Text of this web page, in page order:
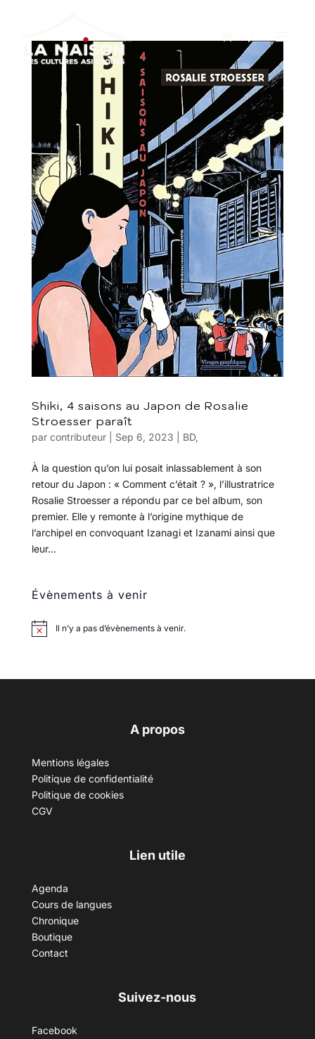
Shiki, 4 saisons au Japon de Rosalie
Stroesser paraît
par contributeur| Sep 6, 2023 BD,
À la question qu’on lui posait inlassablement à son
retour du Japon : « Comment c’était ? », l’illustratrice
Rosalie Stroesser a répondu par ce bel album, son
premier. Elle y remonte à l’origine mythique de
l’archipel en convoquant Izanagi et Izanami ainsi que
leur...
Évènements à venir
Il n’y a pas d’évènements à venir.
A propos
Mentions légales
Politique de confidentialité
Politique de cookies
CGV
Lien utile
Agenda
Cours de langues
Chronique
Boutique
Contact
Suivez-nous
Facebook